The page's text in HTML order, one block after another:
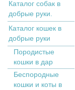
Каталог собак в
добрые руки.
Кaтaлoг кoшек в
дoбрыe рyки
Пopoдистыe
кoшки в дaр
Бecпopoдныe
кoшки и коты в